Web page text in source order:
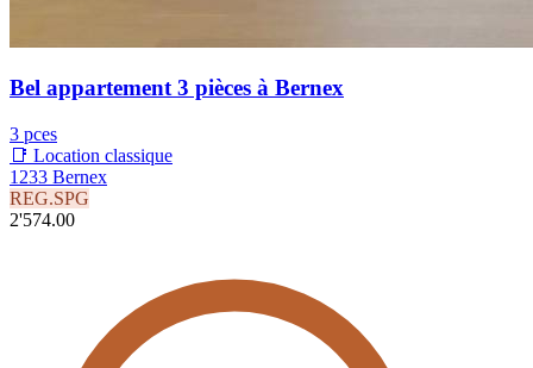
Bel appartement 3 pièces à Bernex
3 pces
📑 Location classique
1233 Bernex
REG.SPG
2'574.00